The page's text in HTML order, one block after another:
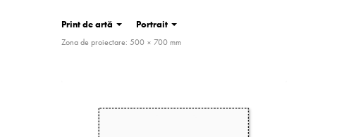
Print de artă Portrait
Zona de proiectare: 500 × 700 mm